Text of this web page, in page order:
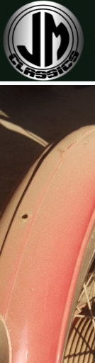
naar
de
inhoud